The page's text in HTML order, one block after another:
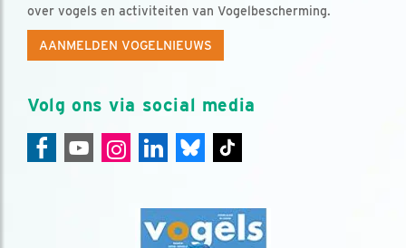
over vogels en activiteiten van Vogelbescherming.
AANMELDEN VOGELNIEUWS
Volg ons via social media